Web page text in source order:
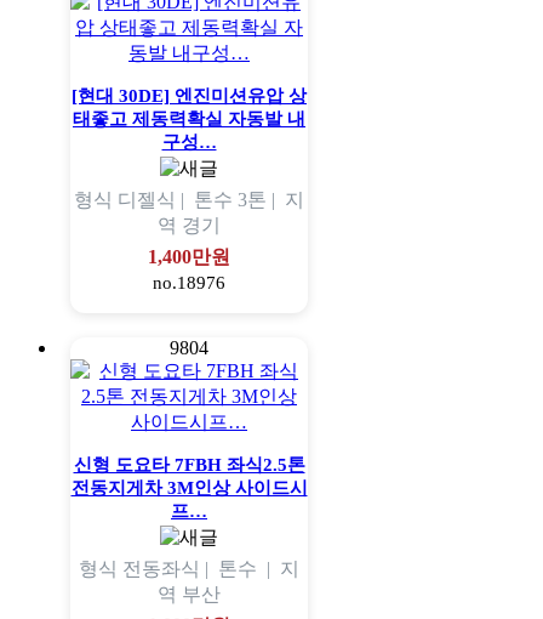
[현대 30DE] 엔진미션유압 상
태좋고 제동력확실 자동발 내
구성…
형식 디젤식 | 톤수 3톤 | 지
역 경기
1,400만원
no.18976
9804
신형 도요타 7FBH 좌식2.5톤
전동지게차 3M인상 사이드시
프…
형식 전동좌식 | 톤수 | 지
역 부산